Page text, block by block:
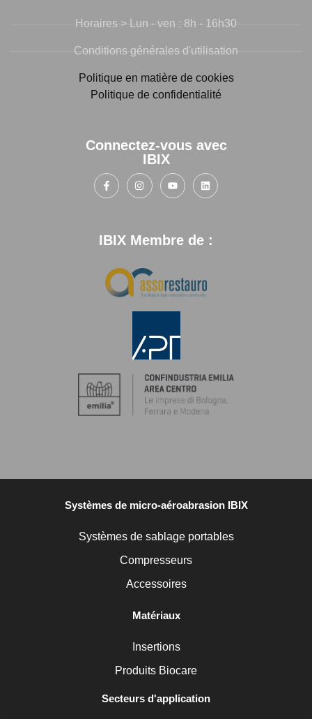
Horaires > Lun - ven : 8h - 16h30
Conditions générales d'utilisation
Politique en matière de cookies
Politique de confidentialité
Connectez-vous avec
IBIX
IBIX Membre de :
Systèmes de micro-aéroabrasion IBIX
Systèmes de sablage portables
Compresseurs
Accessoires
Matériaux
Insertions
Produits Biocare
Secteurs d'application